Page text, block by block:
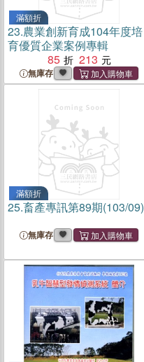
滿額折
23.農業創新育成104年度培
育優質企業案例專輯
85
213
無庫存
滿額折
25.畜產專訊第89期(103/09)
無庫存